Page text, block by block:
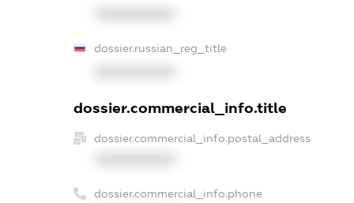
dossier.russian_reg_title
dossier.commercial_info.title
dossier.commercial_info.postal_address
dossier.commercial_info.phone